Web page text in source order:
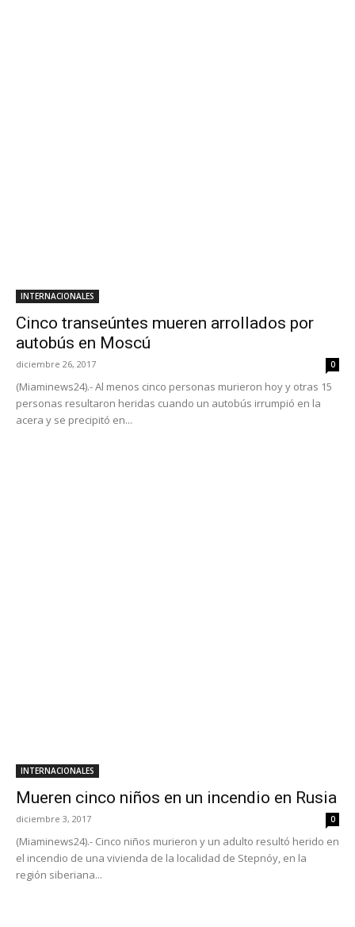
INTERNACIONALES
Cinco transeúntes mueren arrollados por
autobús en Moscú
diciembre 26, 2017 0
(Miaminews24).- Al menos cinco personas murieron hoy y otras 15
personas resultaron heridas cuando un autobús irrumpió en la
acera y se precipitó en...
INTERNACIONALES
Mueren cinco niños en un incendio en Rusia
diciembre 3, 2017 0
(Miaminews24).- Cinco niños murieron y un adulto resultó herido en
el incendio de una vivienda de la localidad de Stepnóy, en la
región siberiana...